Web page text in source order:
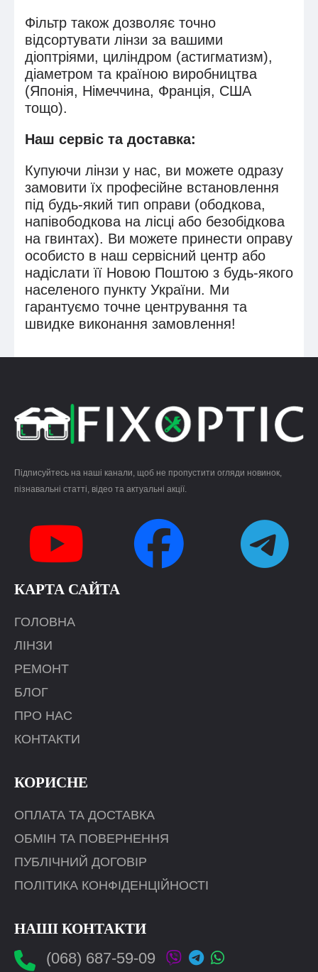
Фільтр також дозволяє точно
відсортувати лінзи за вашими
діоптріями, циліндром (астигматизм),
діаметром та країною виробництва
(Японія, Німеччина, Франція, США
тощо).
Наш сервіс та доставка:
Купуючи лінзи у нас, ви можете одразу
замовити їх професійне встановлення
під будь-який тип оправи (ободкова,
напівободкова на лісці або безобідкова
на гвинтах). Ви можете принести оправу
особисто в наш сервісний центр або
надіслати її Новою Поштою з будь-якого
населеного пункту України. Ми
гарантуємо точне центрування та
швидке виконання замовлення!
Підписуйтесь на наші канали, щоб не пропустити огляди новинок,
пізнавальні статті, відео та актуальні акції.
КАРТА САЙТА
ГОЛОВНА
ЛІНЗИ
РЕМОНТ
БЛОГ
ПРО НАС
КОНТАКТИ
КОРИСНЕ
ОПЛАТА ТА ДОСТАВКА
ОБМІН ТА ПОВЕРНЕННЯ
ПУБЛІЧНИЙ ДОГОВІР
ПОЛІТИКА КОНФІДЕНЦІЙНОСТІ
НАШІ КОНТАКТИ
(068) 687-59-09